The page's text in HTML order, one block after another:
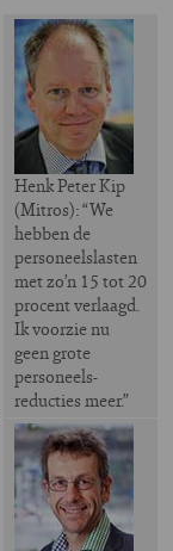
Henk Peter Kip
(Mitros): “We
hebben de
personeelslasten
met zo’n 15 tot 20
procent verlaagd.
Ik voorzie nu
geen grote
personeels-
reducties meer.”